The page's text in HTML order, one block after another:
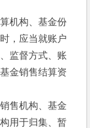
构、基金份
，应当就账户
监督方式、账
金销售结算资
机构、基金
用于归集、暂